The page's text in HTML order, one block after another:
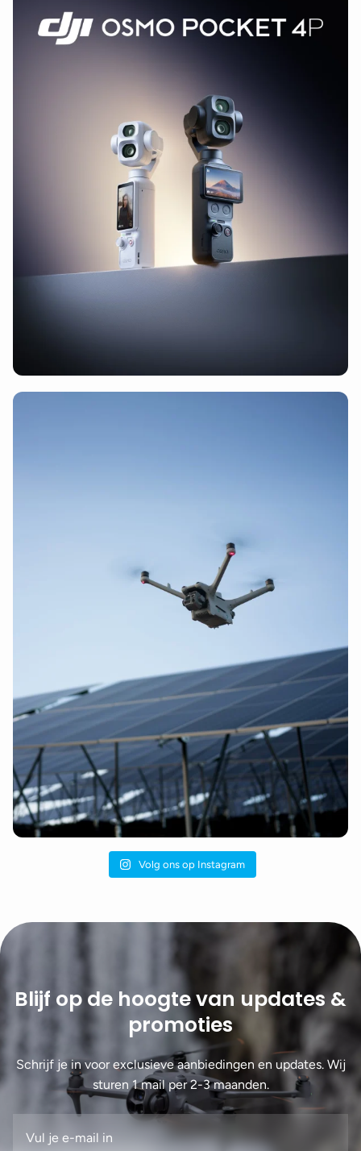
Volg ons op Instagram
Blijf op de hoogte van updates &
promoties
Schrijf je in voor exclusieve aanbiedingen en updates. Wij
sturen 1 mail per 2-3 maanden.